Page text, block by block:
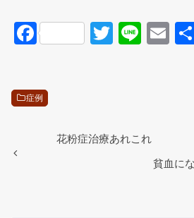
F
e
T
Li
E
症例
花粉症治療あれこれ
貧血に